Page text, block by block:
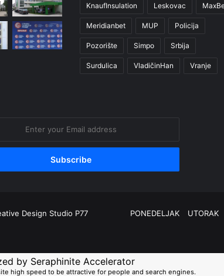
KnaufInsulation Leskovac
Meridianbet MUP Policija
Pozorište Simpo Srbija
Surdulica VladičinHan Vranje
Design Studio P77 PONEDELJAK UTORAK
by Seraphinite Accelerator
high speed to be attractive for people and search engines.